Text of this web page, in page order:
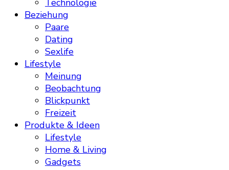
Technologie
Beziehung
Paare
Dating
Sexlife
Lifestyle
Meinung
Beobachtung
Blickpunkt
Freizeit
Produkte & Ideen
Lifestyle
Home & Living
Gadgets